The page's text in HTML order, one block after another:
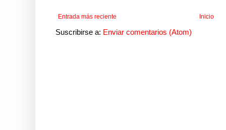
Entrada más reciente Inicio
Suscribirse a: Enviar comentarios (Atom)